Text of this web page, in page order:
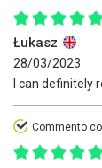
Łukasz
28/03/2023
I can definitely
Commento